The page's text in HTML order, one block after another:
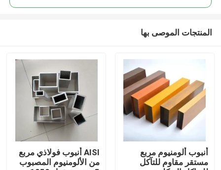
المنتجات الموصى بها
أنبوب ألومنيوم مربع
مستقر مقاوم للتآكل
AISI أنبوب فولاذي مربع
من الألومنيوم المصبوب